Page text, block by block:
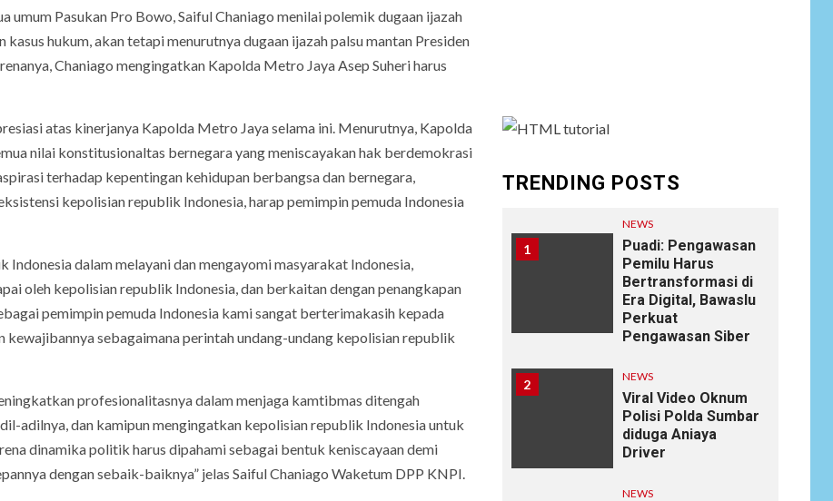
umum Pasukan Pro Bowo, Saiful Chaniago menilai polemik dugaan ijazah
hukum, akan tetapi menurutnya dugaan ijazah palsu mantan Presiden
Chaniago mengingatkan Kapolda Metro Jaya Asep Suheri harus
atas kinerjanya Kapolda Metro Jaya selama ini. Menurutnya, Kapolda
nilai konstitusionaltas bernegara yang meniscayakan hak berdemokrasi
terhadap kepentingan kehidupan berbangsa dan bernegara,
kepolisian republik Indonesia, harap pemimpin pemuda Indonesia
dalam melayani dan mengayomi masyarakat Indonesia,
oleh kepolisian republik Indonesia, dan berkaitan dengan penangkapan
pemimpin pemuda Indonesia kami sangat berterimakasih kepada
kewajibannya sebagaimana perintah undang-undang kepolisian republik
profesionalitasnya dalam menjaga kamtibmas ditengah
adilnya, dan kamipun mengingatkan kepolisian republik Indonesia untuk
dinamika politik harus dipahami sebagai bentuk keniscayaan demi
dengan sebaik-baiknya” jelas Saiful Chaniago Waketum DPP KNPI.
TRENDING POSTS
1
NEWS
Puadi: Pengawasan
Pemilu Harus
Bertransformasi di
Era Digital, Bawaslu
Perkuat
Pengawasan Siber
2 NEWS
Viral Video Oknum
Polisi Polda Sumbar
diduga Aniaya
Driver
NEWS